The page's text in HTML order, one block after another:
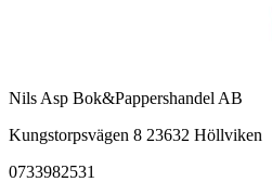
Nils Asp Bok&Pappershandel AB
Kungstorpsvägen 8 23632 Höllviken
0733982531